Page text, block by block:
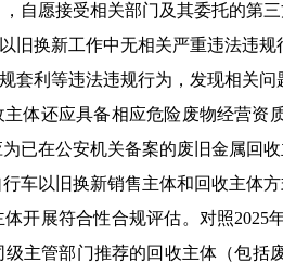
自愿接受相关部门及其委托的第三
旧换新工作中无相关严重违法违规
套利等违法违规行为，发现相关问
主体还应具备相应危险废物经营
已在公安机关备案的废旧金属回收
行车以旧换新销售主体和回收主体
体开展符合性合规评估。对照
级主管部门推荐的回收主体（包